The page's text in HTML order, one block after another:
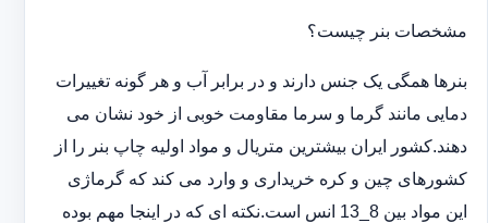
مشخصات بنر چیست؟
بنرها همگی یک جنس دارند و در برابر آب و هر گونه تغییرات
دمایی مانند گرما و سرما مقاومت خوبی از خود نشان می
دهند.کشور ایران بیشترین متریال و مواد اولیه چاپ بنر را از
کشورهای چین و کره خریداری و وارد می کند که گرماژی
این مواد بین 8_13 انس است.نکته ای که در اینجا مهم بوده